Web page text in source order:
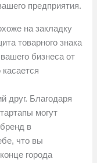
предприятия.
на закладку
товарного знака
бизнеса от
друг. Благодаря
могут
в
что вы
города